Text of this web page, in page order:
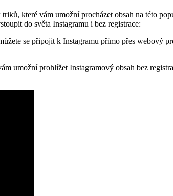
které vám umožní procházet obsah na této
do světa Instagramu i bez registrace:
se připojit k Instagramu přímo přes webový
umožní prohlížet Instagramový obsah bez